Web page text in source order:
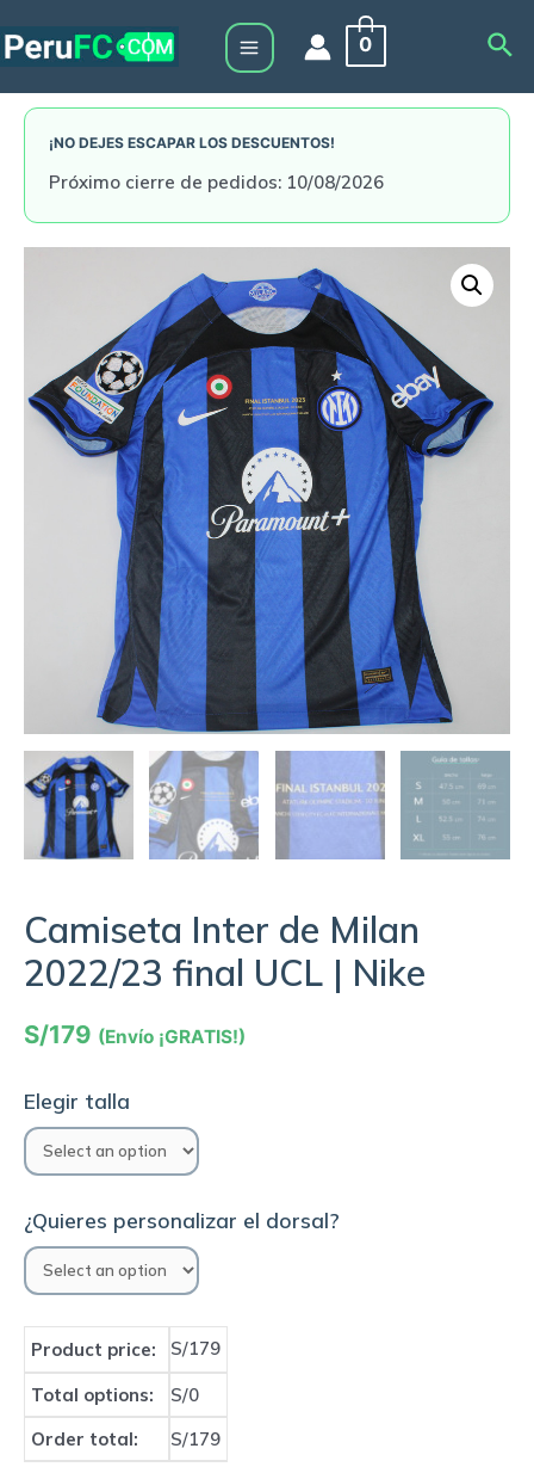
to
Main
Menu
0
¡NO DEJES ESCAPAR LOS DESCUENTOS!
Próximo cierre de pedidos: 10/08/2026
Camiseta Inter de Milan
2022/23 final UCL | Nike
S/179 (Envío ¡GRATIS!)
Elegir talla
¿Quieres personalizar el dorsal?
Product price: S/179
Total options:
S/0
Order total:
S/179